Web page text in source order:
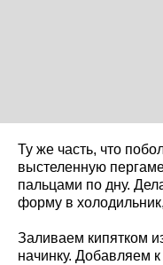
Ту же часть, что
выстеленную
пальцами по дну.
форму в
Заливаем кипятком
начинку. Добавляем к